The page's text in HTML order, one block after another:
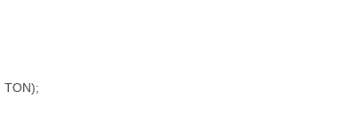
TON);